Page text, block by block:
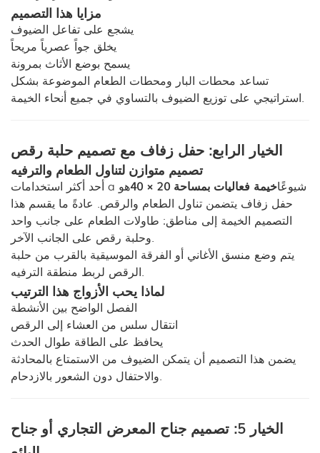
مزايا هذا التصميم
يشجع على تفاعل الضيوف
يخلق جواً عصرياً مريحاً
يسمح بوضع الأثاث بمرونة
تساعد محطات البار ومحطات الطعام الموضوعة بشكل
استراتيجي على توزيع الضيوف بالتساوي في جميع أنحاء الخيمة.
الخيار الرابع: حفل زفاف مع تصميم حلبة رقص
تصميم متوازن لتناول الطعام والترفيه
أحد أكثر استخدامات a شيوعًاخيمة فعاليات بمساحة 20 × 40
هو
حفل زفاف يتضمن تناول الطعام والرقص. عادةً ما يقسم هذا
التصميم الخيمة إلى مناطق: طاولات الطعام على جانب واحد
وحلبة رقص على الجانب الآخر.
يتم وضع منسق الأغاني أو الفرقة الموسيقية بالقرب من حلبة
الرقص لربط منطقة الترفيه.
لماذا يحب الأزواج هذا الترتيب
الفصل الواضح بين الأنشطة
انتقال سلس من العشاء إلى الرقص
يحافظ على الطاقة طوال الحدث
يضمن هذا التصميم أن يتمكن الضيوف من الاستمتاع بالمحادثة
والاحتفال دون الشعور بالازدحام.
الخيار 5: تصميم جناح المعرض التجاري أو جناح